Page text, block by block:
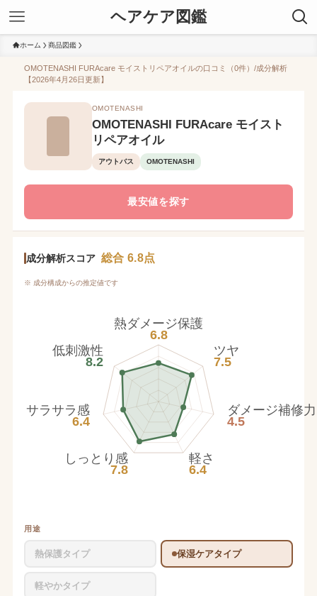
ヘアケア図鑑
ホーム 商品図鑑
OMOTENASHI FURAcare モイストリペアオイルの口コミ（0件）/成分解析
【2026年4月26日更新】
OMOTENASHI
OMOTENASHI FURAcare モイスト
リペアオイル
アウトバス OMOTENASHI
最安値を探す
成分解析スコア 総合 6.8点
※ 成分構成からの推定値です
熱ダメージ保護
6.8
ツヤ
7.5
ダメージ補修力
4.5
軽さ
6.4
しっとり感
7.8
サラサラ感
6.4
低刺激性
8.2
用途
熱保護タイプ 保湿ケアタイプ
軽やかタイプ